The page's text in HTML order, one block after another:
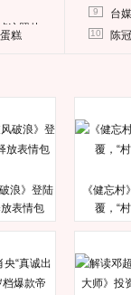
这照片
糕
9 台
10 陈
浪》登陆
表情包
《健忘
覆，“